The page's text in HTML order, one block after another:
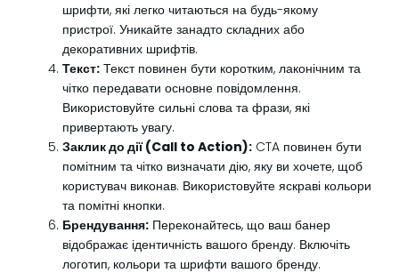
шрифти, які легко читаються на будь-якому
пристрої. Уникайте занадто складних або
декоративних шрифтів.
Текст: Текст повинен бути коротким, лаконічним та
чітко передавати основне повідомлення.
Використовуйте сильні слова та фрази, які
привертають увагу.
Заклик до дії (Call to Action): CTA повинен бути
помітним та чітко визначати дію, яку ви хочете, щоб
користувач виконав. Використовуйте яскраві кольори
та помітні кнопки.
Брендування: Переконайтесь, що ваш банер
відображає ідентичність вашого бренду. Включіть
логотип, кольори та шрифти вашого бренду.